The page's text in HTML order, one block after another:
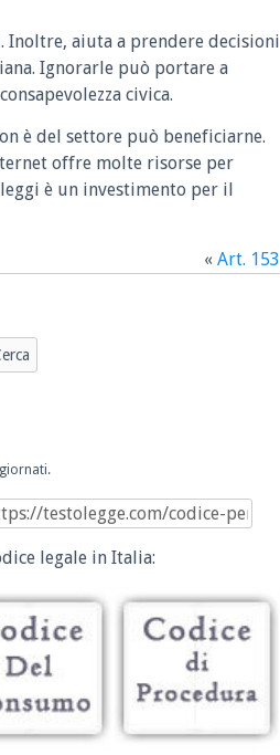
Inoltre, aiuta a prendere decisioni
Ignorarle può portare a
civica.
è del settore può beneficiarne.
offre molte risorse per
è un investimento per il
« Art. 153
legale in Italia: